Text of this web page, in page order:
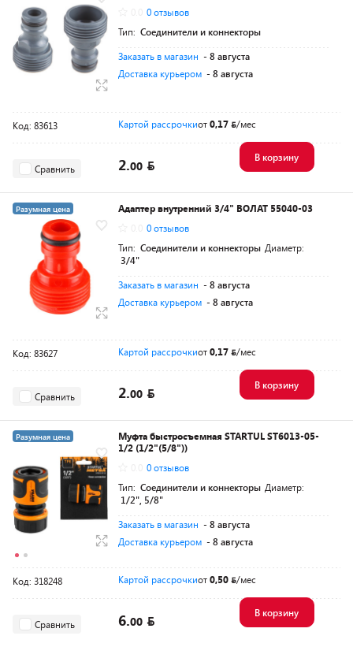
0 отзывов
Тип: Соединители и коннекторы
Заказать в магазин - 8 августа
Доставка курьером - 8 августа
Код: 83613 Картой рассрочкиот0,17 /мес
Сравнить 2.00
В корзину
Разумная цена
Адаптер внутренний 3/4" ВОЛАТ 55040-03
0 отзывов
Тип: Соединители и коннекторы Диаметр:
3/4"
Заказать в магазин - 8 августа
Доставка курьером - 8 августа
Код: 83627 Картой рассрочкиот0,17 /мес
Сравнить 2.00
В корзину
Разумная цена
Муфта быстросъемная STARTUL ST6013-05-
1/2 (1/2"(5/8"))
0 отзывов
Тип: Соединители и коннекторы Диаметр:
1/2", 5/8"
Заказать в магазин - 8 августа
Доставка курьером - 8 августа
Код: 318248 Картой рассрочкиот0,50 /мес
Сравнить 6.00
В корзину